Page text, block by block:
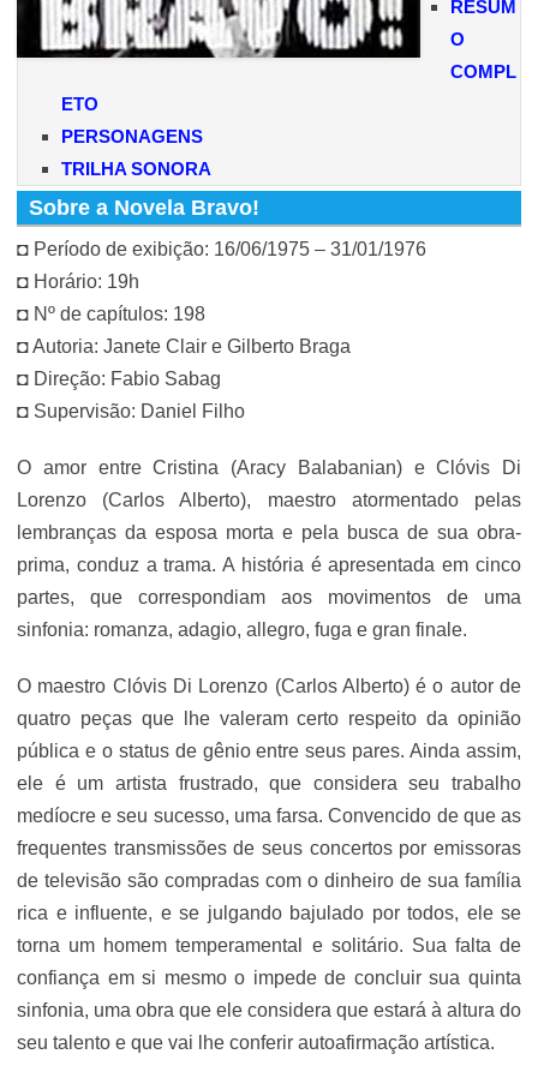
RESUM
O
COMPL
ETO
PERSONAGENS
TRILHA SONORA
Sobre a Novela Bravo!
◘ Período de exibição: 16/06/1975 – 31/01/1976
◘ Horário: 19h
◘ Nº de capítulos: 198
◘ Autoria: Janete Clair e Gilberto Braga
◘ Direção: Fabio Sabag
◘ Supervisão: Daniel Filho
O amor entre Cristina (Aracy Balabanian) e Clóvis Di
Lorenzo (Carlos Alberto), maestro atormentado pelas
lembranças da esposa morta e pela busca de sua obra-
prima, conduz a trama. A história é apresentada em cinco
partes, que correspondiam aos movimentos de uma
sinfonia: romanza, adagio, allegro, fuga e gran finale.
O maestro Clóvis Di Lorenzo (Carlos Alberto) é o autor de
quatro peças que lhe valeram certo respeito da opinião
pública e o status de gênio entre seus pares. Ainda assim,
ele é um artista frustrado, que considera seu trabalho
medíocre e seu sucesso, uma farsa. Convencido de que as
frequentes transmissões de seus concertos por emissoras
de televisão são compradas com o dinheiro de sua família
rica e influente, e se julgando bajulado por todos, ele se
torna um homem temperamental e solitário. Sua falta de
confiança em si mesmo o impede de concluir sua quinta
sinfonia, uma obra que ele considera que estará à altura do
seu talento e que vai lhe conferir autoafirmação artística.